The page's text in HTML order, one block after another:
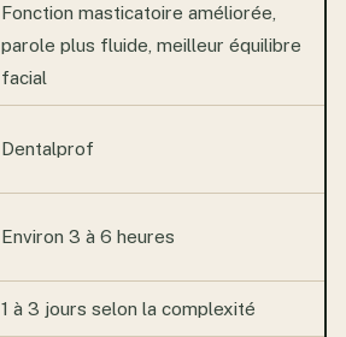
Fonction masticatoire améliorée,
parole plus fluide, meilleur équilibre
facial
Dentalprof
Environ 3 à 6 heures
1 à 3 jours selon la complexité